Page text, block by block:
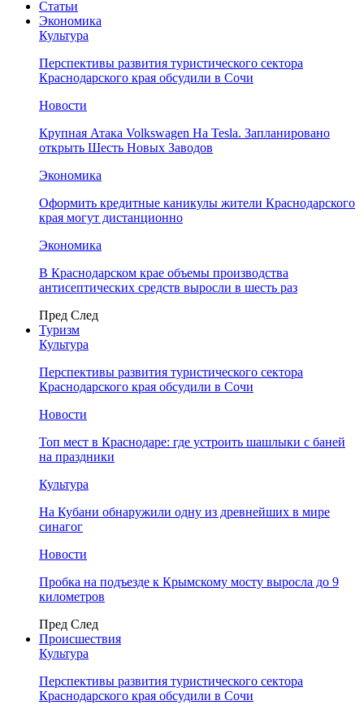
Статьи
Экономика
Культура
Перспективы развития туристического сектора
Краснодарского края обсудили в Сочи
Новости
Крупная Атака Volkswagen На Tesla. Запланировано
открыть Шесть Новых Заводов
Экономика
Оформить кредитные каникулы жители Краснодарского
края могут дистанционно
Экономика
В Краснодарском крае объемы производства
антисептических средств выросли в шесть раз
Пред След
Туризм
Культура
Перспективы развития туристического сектора
Краснодарского края обсудили в Сочи
Новости
Топ мест в Краснодаре: где устроить шашлыки с баней
на праздники
Культура
На Кубани обнаружили одну из древнейших в мире
синагог
Новости
Пробка на подъезде к Крымскому мосту выросла до 9
километров
Пред След
Происшествия
Культура
Перспективы развития туристического сектора
Краснодарского края обсудили в Сочи